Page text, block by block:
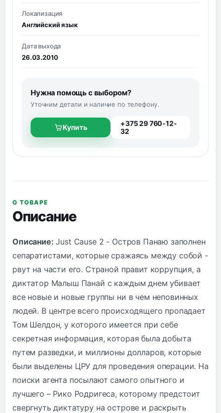
Локализация
Английский язык
Дата выхода
26.03.2010
Нужна помощь с выбором?
Уточним детали и наличие по телефону.
Купить
+375 29 760-12-
32
О ТОВАРЕ
Описание
Описание: Just Cause 2 - Остров Панаю заполнен
сепаратистами, которые сражаясь между собой -
рвут на части его. Страной правит коррупция, а
диктатор Малыш Панай с каждым днем убивает
все новые и новые группы ни в чем неповинных
людей. В центре всего происходящего пропадает
Том Шелдон, у которого имеется при себе
секретная информация, которая была добыта
путем разведки, и миллионы долларов, которые
были выделены ЦРУ для проведения операции. На
поиски агента посылают самого опытного и
лучшего – Рико Родригеса, которому предстоит
свергнуть диктатуру на острове и раскрыть